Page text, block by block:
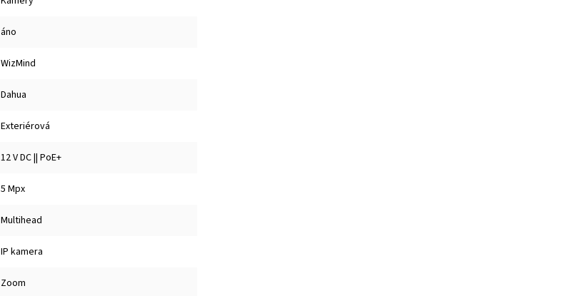
áno
WizMind
Dahua
Exteriérová
12 V DC || PoE+
5 Mpx
Multihead
IP kamera
Zoom